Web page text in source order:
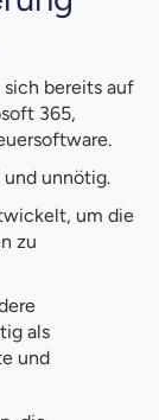
bereits auf
365,
und unnötig.
um die
zu
als
und